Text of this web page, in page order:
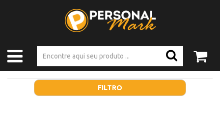
FILTRO